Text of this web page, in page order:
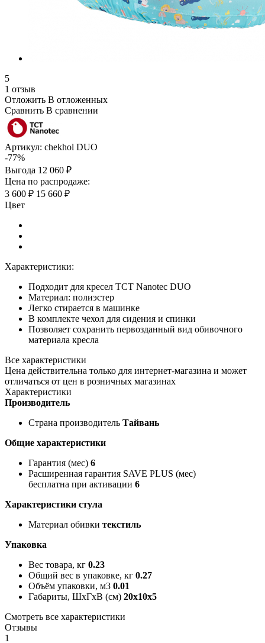
5
1 отзыв
Отложить В отложенных
Сравнить В сравнении
Артикул: chekhol DUO
-77%
Выгода 12 060 ₽
Цена по распродаже:
3 600 ₽ 15 660 ₽
Цвет
Характеристики:
Подходит для кресел TCT Nanotec DUO
Материал: полиэстер
Легко стирается в машинке
В комплекте чехол для сидения и спинки
Позволяет сохранить первозданный вид обивочного
материала кресла
Все характеристики
Цена действительна только для интернет-магазина и может
отличаться от цен в розничных магазинах
Характеристики
Производитель
Страна производитель Тайвань
Общие характеристики
Гарантия (мес) 6
Расширенная гарантия SAVE PLUS (мес)
бесплатна при активации 6
Характеристики стула
Материал обивки текстиль
Упаковка
Вес товара, кг 0.23
Общий вес в упаковке, кг 0.27
Объём упаковки, м3 0.01
Габариты, ШxГxВ (см) 20x10x5
Смотреть все характеристики
Отзывы
1